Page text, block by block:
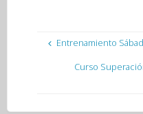
Entrenamiento
Curso